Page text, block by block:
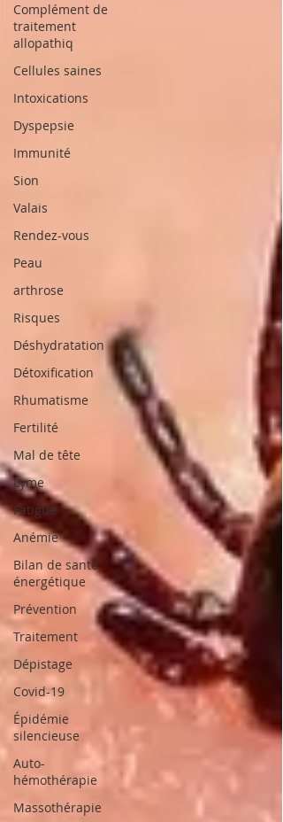
Complément de
traitement
allopathiq
Cellules saines
Intoxications
Dyspepsie
Immunité
Sion
Valais
Rendez-vous
Peau
arthrose
Risques
Déshydratation
Détoxification
Rhumatisme
Fertilité
Mal de tête
Lyme
Fatigue
Anémie
Bilan de santé
énergétique
Prévention
Traitement
Dépistage
Covid-19
Épidémie
silencieuse
Auto-
hémothérapie
Massothérapie